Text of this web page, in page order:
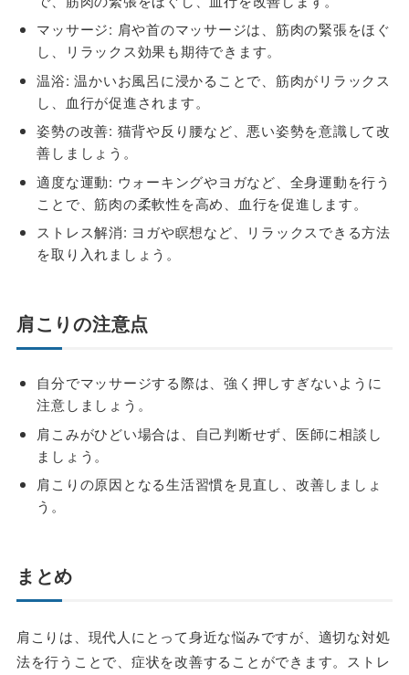
マッサージ: 肩や首のマッサージは、筋肉の緊張をほぐ
し、リラックス効果も期待できます。
温浴: 温かいお風呂に浸かることで、筋肉がリラックス
し、血行が促進されます。
姿勢の改善: 猫背や反り腰など、悪い姿勢を意識して改
善しましょう。
適度な運動: ウォーキングやヨガなど、全身運動を行う
ことで、筋肉の柔軟性を高め、血行を促進します。
ストレス解消: ヨガや瞑想など、リラックスできる方法
を取り入れましょう。
肩こりの注意点
自分でマッサージする際は、強く押しすぎないように
注意しましょう。
肩こみがひどい場合は、自己判断せず、医師に相談し
ましょう。
肩こりの原因となる生活習慣を見直し、改善しましょ
う。
まとめ
肩こりは、現代人にとって身近な悩みですが、適切な対処
法を行うことで、症状を改善することができます。ストレ